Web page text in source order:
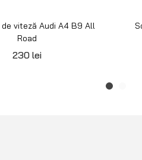
viteză Audi A4 B9 All
Road
230 lei